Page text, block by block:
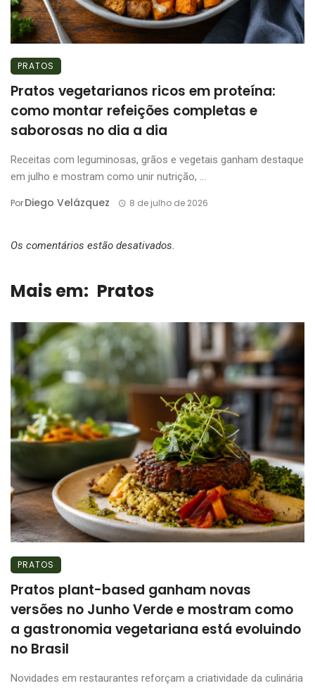
PRATOS
Pratos vegetarianos ricos em proteína:
como montar refeições completas e
saborosas no dia a dia
Receitas com leguminosas, grãos e vegetais ganham destaque
em julho e mostram como unir nutrição, ...
PorDiego Velázquez 8 de julho de 2026
Os comentários estão desativados.
Mais em: Pratos
PRATOS
Pratos plant-based ganham novas
versões no Junho Verde e mostram como
a gastronomia vegetariana está evoluindo
no Brasil
Novidades em restaurantes reforçam a criatividade da culinária